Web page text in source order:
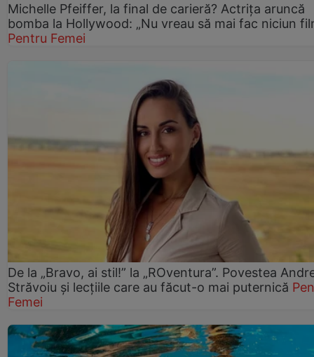
Michelle Pfeiffer, la final de carieră? Actrița aruncă
bomba la Hollywood: „Nu vreau să mai fac niciun
Pentru Femei
De la „Bravo, ai stil!” la „ROventura”. Povestea
Străvoiu și lecțiile care au făcut-o mai puternică
Femei